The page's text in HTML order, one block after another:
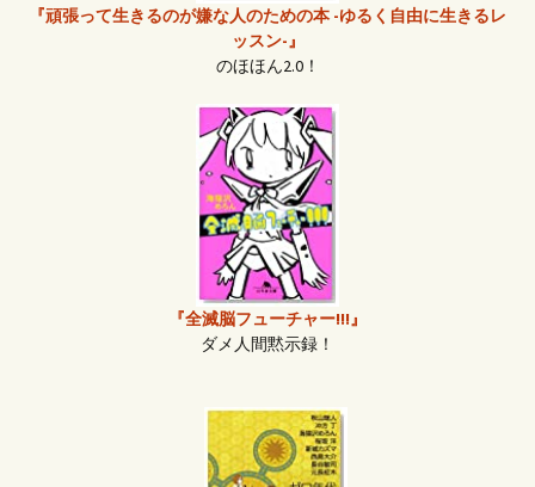
『頑張って生きるのが嫌な人のための本 -ゆるく自由に生きるレ
ッスン-』
のほほん2.0！
『全滅脳フューチャー!!!』
ダメ人間黙示録！